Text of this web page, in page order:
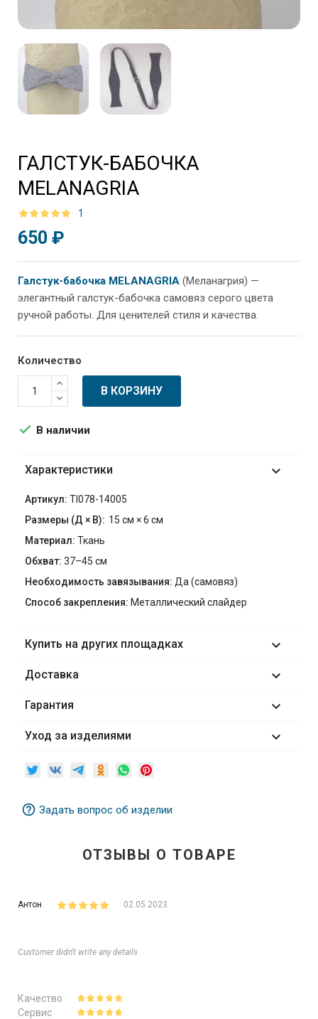
ГАЛСТУК-БАБОЧКА
MELANAGRIA
1
650 ₽
Галстук-бабочка MELANAGRIA (Меланагрия) —
элегантный галстук-бабочка самовяз серого цвета
ручной работы. Для ценителей стиля и качества.
Количество
В КОРЗИНУ
 В наличии

Характеристики
Артикул: TI078-14005
Размеры (Д В): 15 см
6 см
Материал: Ткань
Обхват: 37–45 см
Необходимость завязывания: Да (самовяз)
Способ закрепления: Металлический слайдер

Купить на других площадках

Доставка

Гарантия

Уход за изделиями
help_outline Задать вопрос об изделии
ОТЗЫВЫ О ТОВАРЕ
Антон 02.05.2023
Customer didn't write any details
Качество
Сервис